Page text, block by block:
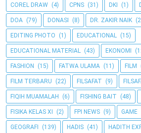
COREL DRAW (4) CPNS (31) DKI (1)
DOA (79) DONASI (8) DR. ZAKIR NAIK
EDITING PHOTO (1) EDUCATIONAL (15)
EDUCATIONAL MATERIAL (43) EKONOMI
FASHION (15) FATWA ULAMA (11) FILM
FILM TERBARU (22) FILSAFAT (9)
FIQIH MUAMALAH (6) FISHING BAIT (48)
FISIKA KELAS XI (2) FPI NEWS (9) GAME
GEOGRAFI (139) HADIS (41) HADITH